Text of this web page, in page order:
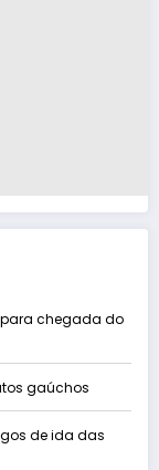
chegada do
gaúchos
de ida das